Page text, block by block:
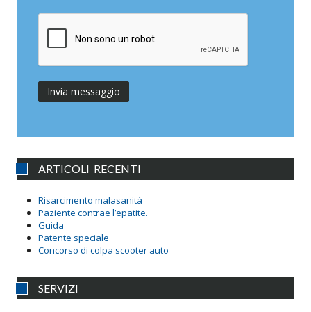
ARTICOLI RECENTI
Risarcimento malasanità
Paziente contrae l’epatite.
Guida
Patente speciale
Concorso di colpa scooter auto
SERVIZI